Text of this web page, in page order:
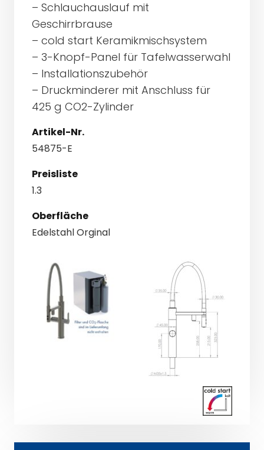
– Schlauchauslauf mit
Geschirrbrause
– cold start Keramikmischsystem
– 3-Knopf-Panel für Tafelwasserwahl
– Installationszubehör
– Druckminderer mit Anschluss für
425 g CO2-Zylinder
Artikel-Nr.
54875-E
Preisliste
1.3
Oberfläche
Edelstahl Orginal